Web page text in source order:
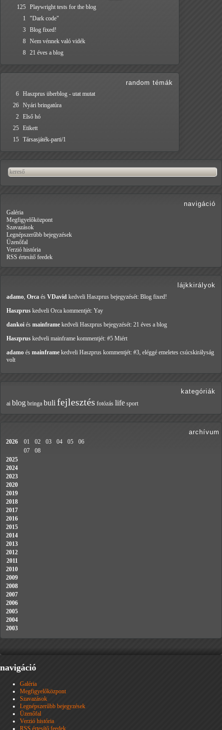
125 Playwright tests for the blog
1
"Dark code"
3 Blog fixed!
8 Nem vénnek való vidék
8 21 éves a blog
random témák
6 Haszprus überblog - utat mutat
26 Nyári bringatúra
2 Első hó
25 Etikett
15 Társasjáték-parti/1
navigáció
Galéria
Megfigyelőközpont
Szavazások
Legnépszerűbb bejegyzések
Üzenőfal
Verzió história
RSS értesítő feedek
lájkkirályok
adamo, Orca és VDavid kedveli Haszprus bejegyzését: Blog fixed!
Haszprus kedveli Orca kommentjét: Yay
dankoi és mainframe kedveli Haszprus bejegyzését: 21 éves a blog
Haszprus kedveli mainframe kommentjét: #5 Miért
adamo és mainframe kedveli Haszprus kommentjét: #3, eléggé emeletes csúcskirályság
volt
kategóriák
ai blog bringa bulifejlesztés fotózás life sport
archívum
2026 01 02 03 04 05
06
07
08
2025
2024
2023
2020
2019
2018
2017
2016
2015
2014
2013
2012
2011
2010
2009
2008
2007
2006
2005
2004
2003
navigáció
Galéria
Megfigyelőközpont
Szavazások
Legnépszerűbb bejegyzések
Üzenőfal
Verzió história